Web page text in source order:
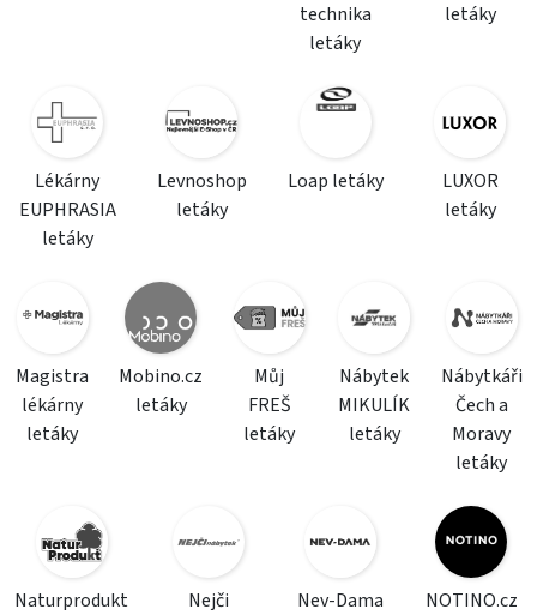
technika
letáky
letáky
Lékárny
EUPHRASIA
letáky
Levnoshop
letáky
Loap letáky
LUXOR
letáky
Magistra
lékárny
letáky
Mobino.cz
letáky
Můj
FREŠ
letáky
Nábytek
MIKULÍK
letáky
Nábytkáři
Čech a
Moravy
letáky
Naturprodukt
Nejči
Nev-Dama
NOTINO.cz